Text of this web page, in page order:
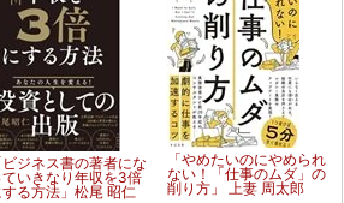
ジネス書の著者にな
いきなり年収を3倍
る方法」松尾 昭仁
「やめたいのにやめられ
ない！「仕事のムダ」の
削り方」 上妻 周太郎